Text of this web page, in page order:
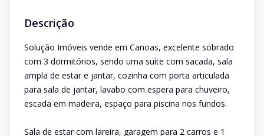
Descrição
Solução Imóveis vende em Canoas, excelente sobrado
com 3 dormitórios, sendo uma suíte com sacada, sala
ampla de estar e jantar, cozinha com porta articulada
para sala de jantar, lavabo com espera para chuveiro,
escada em madeira, espaço para piscina nos fundos.
Sala de estar com lareira, garagem para 2 carros e 1